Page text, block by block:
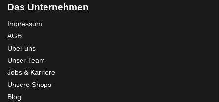
Das Unternehmen
Impressum
AGB
Über uns
Unser Team
Jobs & Karriere
Unsere Shops
Blog